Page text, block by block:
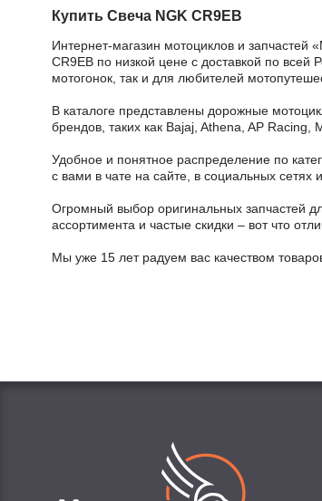
Купить Свеча NGK CR9EB
Интернет-магазин мотоциклов и запчастей
CR9EB по низкой цене с доставкой по
мотогонок, так и для любителей
В каталоге представлены дорожные
брендов, таких как Bajaj, Athena, AP Racing,
Удобное и понятное распределение по
с вами в чате на сайте, в социальных
Огромный выбор оригинальных запчастей
ассортимента и частые скидки – вот что
Мы уже 15 лет радуем вас качеством